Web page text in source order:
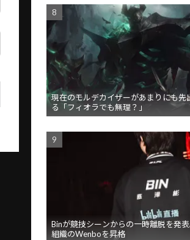
現在のモルデカイザーがあまりにも先
る「フィオラでも無理？」
Binが競技シーンからの一時離脱を発
組織のWenboを昇格